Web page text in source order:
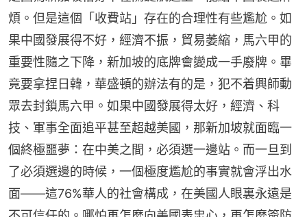
煩。但是這個「收費站」存在的合理性有些尷尬。如
果中國發展得不好，經濟不振，貿易萎縮，馬六甲的
重要性隨之下降，新加坡的底牌會變成一手廢牌。畢
竟要拿捏日韓，華盛頓的辦法有的是，犯不着興師動
眾去封鎖馬六甲。如果中國發展得太好，經濟、科
技、軍事全面追平甚至超越美國，那新加坡就面臨一
個終極噩夢：在中美之間，必須選一邊站。而一旦到
了必須選邊的時候，一個極度尷尬的事實就會浮出水
面——這76%華人的社會構成，在美國人眼裏永遠是